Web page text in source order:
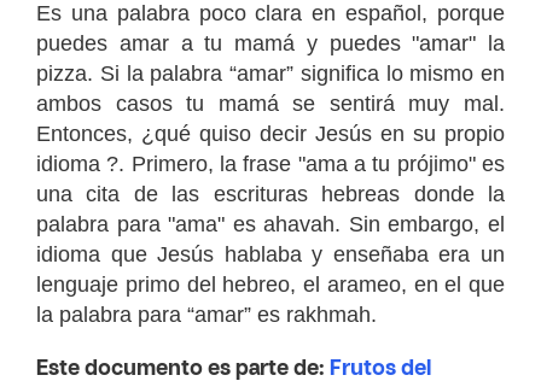
Es una palabra poco clara en español, porque
puedes amar a tu mamá y puedes "amar" la
pizza. Si la palabra “amar” significa lo mismo en
ambos casos tu mamá se sentirá muy mal.
Entonces, ¿qué quiso decir Jesús en su propio
idioma ?. Primero, la frase "ama a tu prójimo" es
una cita de las escrituras hebreas donde la
palabra para "ama" es ahavah. Sin embargo, el
idioma que Jesús hablaba y enseñaba era un
lenguaje primo del hebreo, el arameo, en el que
la palabra para “amar” es rakhmah.
Este documento es parte de: Frutos del